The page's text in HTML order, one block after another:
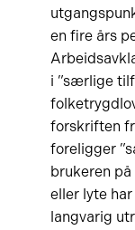
en fire års
i ”særlige
forskriften
foreligger
brukeren på
eller lyte
langvarig